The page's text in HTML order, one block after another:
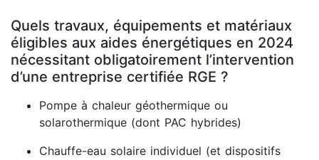
Quels travaux, équipements et matériaux
éligibles aux aides énergétiques en 2024
nécessitant obligatoirement l’intervention
d’une entreprise certifiée RGE ?
Pompe à chaleur géothermique ou
solarothermique (dont PAC hybrides)
Chauffe-eau solaire individuel (et dispositifs